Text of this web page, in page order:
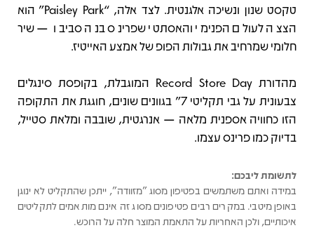
טקסט שנון ונשיכה אלגנטית. לצד אלה, “Paisley Park” הוא
הצצה לעולם הפנימי והאסתטי שפרינס בנה סביבו — שיר
חלומי שמרחיב את גבולות הפופ של אמצע האייטיז.
מהדורת Record Store Day המוגבלת, בקופסת סינגלים
צבעונית על גבי תקליטי 7" בגוונים שונים, חוגגת את התקופה
הזו כחוויה אספנית מלאה — אנרגטית, שובבה ומלאת סטייל,
בדיוק כמו פרינס עצמו.
לתשומת ליבכם:
במידה ואתם משתמשים בפטיפון מסוג "מזוודה", ייתכן שהתקליט לא ינוגן
באופן מיטבי. במקרים רבים פטיפונים מסוג זה אינם מותאמים לתקליטים
איכותיים, ולכן האחריות על התאמת המוצר חלה על הרוכש.